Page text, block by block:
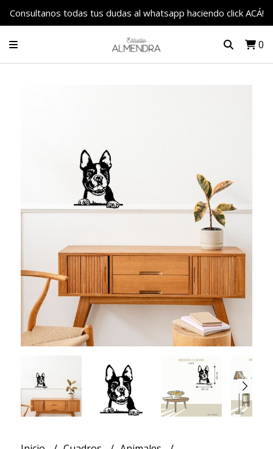
Consultanos todas tus dudas al whatsapp haciendo click ACÁ!
0